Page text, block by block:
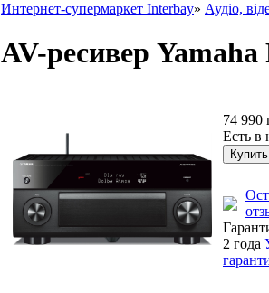
Интернет-супермаркет Interbay» Аудіо,
AV-ресивер
74 990
Есть в
2 года